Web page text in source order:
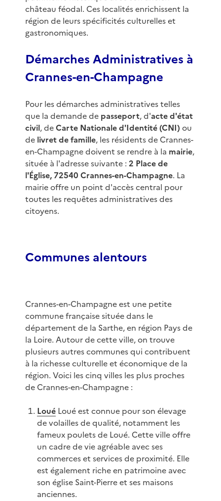
château féodal. Ces localités enrichissent la
région de leurs spécificités culturelles et
gastronomiques.
Démarches Administratives à
Crannes-en-Champagne
Pour les démarches administratives telles
que la demande de passeport, d'acte d'état
civil, deCarte Nationale d'Identité (CNI) ou
de livret de famille, les résidents de Crannes-
en-Champagne doivent se rendre à la mairie,
située à l'adresse suivante : 2 Place de
l'Église, 72540 Crannes-en-Champagne. La
mairie offre un point d'accès central pour
toutes les requêtes administratives des
citoyens.
Communes alentours
Crannes-en-Champagne est une petite
commune française située dans le
département de la Sarthe, en région Pays de
la Loire. Autour de cette ville, on trouve
plusieurs autres communes qui contribuent
à la richesse culturelle et économique de la
région. Voici les cinq villes les plus proches
de Crannes-en-Champagne :
LouéLoué est connue pour son élevage
de volailles de qualité, notamment les
fameux poulets de Loué. Cette ville offre
un cadre de vie agréable avec ses
commerces et services de proximité. Elle
est également riche en patrimoine avec
son église Saint-Pierre et ses maisons
anciennes.